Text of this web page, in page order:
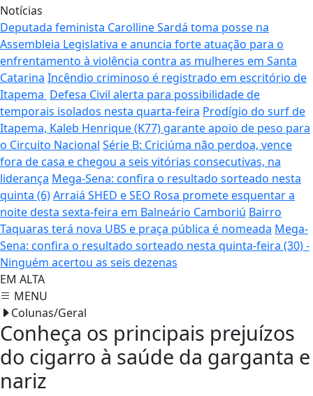
Notícias
Deputada feminista Carolline Sardá toma posse na
Assembleia Legislativa e anuncia forte atuação para o
enfrentamento à violência contra as mulheres em Santa
Catarina Incêndio criminoso é registrado em escritório de
Itapema Defesa Civil alerta para possibilidade de
temporais isolados nesta quarta-feira Prodígio do surf de
Itapema, Kaleb Henrique (K77) garante apoio de peso para
o Circuito Nacional Série B: Criciúma não perdoa, vence
fora de casa e chegou a seis vitórias consecutivas, na
liderança Mega-Sena: confira o resultado sorteado nesta
quinta (6)Arraiá SHED e SEO Rosa promete esquentar a
noite desta sexta-feira em Balneário Camboriú Bairro
Taquaras terá nova UBS e praça pública é nomeada Mega-
Sena: confira o resultado sorteado nesta quinta-feira (30) -
Ninguém acertou as seis dezenas
EM ALTA
MENU
Colunas/Geral
Conheça os principais prejuízos
do cigarro à saúde da garganta e
nariz